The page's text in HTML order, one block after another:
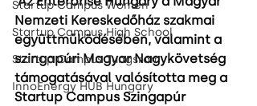
Startup Campus Women
Startup Campus High School
Startup Campus Tungsram
InnoEnergy HUB Hungary
Nemzeti Kereskedőház szakmai
együttműködésében, valamint a
szingapúri Magyar Nagykövetség
támogatásával valósította meg a
Startup Campus Szingapúr